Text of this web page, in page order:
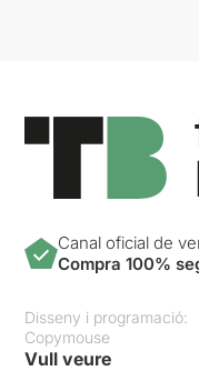
Canal oficial de
Compra 100%
Disseny i programació:
Copymouse
Vull veure